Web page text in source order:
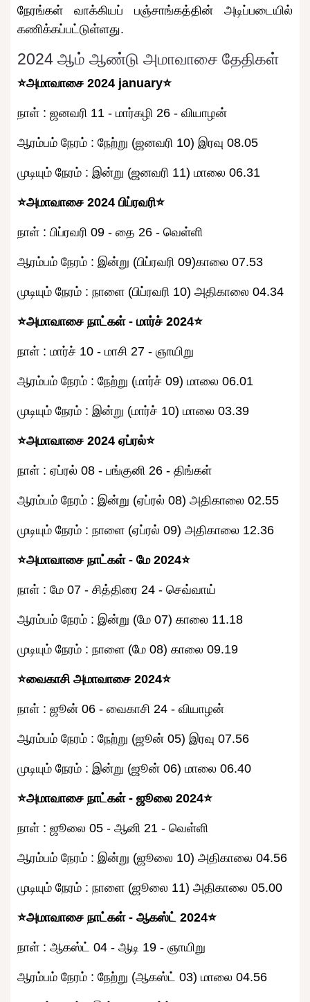
நேரங்கள் வாக்கியப் பஞ்சாங்கத்தின் அடிப்படையில்
கணிக்கப்பட்டுள்ளது.
2024 ஆம் ஆண்டு அமாவாசை தேதிகள்
⭐அமாவாசை 2024 january⭐
நாள் : ஜனவரி 11 - மார்கழி 26 - வியாழன்
ஆரம்பம் நேரம் : நேற்று (ஜனவரி 10) இரவு 08.05
முடியும் நேரம் : இன்று (ஜனவரி 11) மாலை 06.31
⭐அமாவாசை 2024 பிப்ரவரி⭐
நாள் : பிப்ரவரி 09 - தை 26 - வெள்ளி
ஆரம்பம் நேரம் : இன்று (பிப்ரவரி 09)காலை 07.53
முடியும் நேரம் : நாளை (பிப்ரவரி 10) அதிகாலை 04.34
⭐அமாவாசை நாட்கள் - மார்ச் 2024⭐
நாள் : மார்ச் 10 - மாசி 27 - ஞாயிறு
ஆரம்பம் நேரம் : நேற்று (மார்ச் 09) மாலை 06.01
முடியும் நேரம் : இன்று (மார்ச் 10) மாலை 03.39
⭐அமாவாசை 2024 ஏப்ரல்⭐
நாள் : ஏப்ரல் 08 - பங்குனி 26 - திங்கள்
ஆரம்பம் நேரம் : இன்று (ஏப்ரல் 08) அதிகாலை 02.55
முடியும் நேரம் : நாளை (ஏப்ரல் 09) அதிகாலை 12.36
⭐அமாவாசை நாட்கள் - மே 2024⭐
நாள் : மே 07 - சித்திரை 24 - செவ்வாய்
ஆரம்பம் நேரம் : இன்று (மே 07) காலை 11.18
முடியும் நேரம் : நாளை (மே 08) காலை 09.19
⭐வைகாசி அமாவாசை 2024⭐
நாள் : ஜூன் 06 - வைகாசி 24 - வியாழன்
ஆரம்பம் நேரம் : நேற்று (ஜூன் 05) இரவு 07.56
முடியும் நேரம் : இன்று (ஜூன் 06) மாலை 06.40
⭐அமாவாசை நாட்கள் - ஜூலை 2024⭐
நாள் : ஜூலை 05 - ஆனி 21 - வெள்ளி
ஆரம்பம் நேரம் : இன்று (ஜூலை 10) அதிகாலை 04.56
முடியும் நேரம் : நாளை (ஜூலை 11) அதிகாலை 05.00
⭐அமாவாசை நாட்கள் - ஆகஸ்ட் 2024⭐
நாள் : ஆகஸ்ட் 04 - ஆடி 19 - ஞாயிறு
ஆரம்பம் நேரம் : நேற்று (ஆகஸ்ட் 03) மாலை 04.56